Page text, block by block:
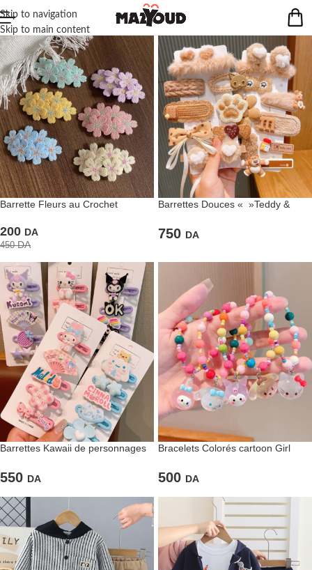
Skip to navigation
Skip to main content
Barrette Fleurs au Crochet
200 DA
450DA
Barrettes Douces « »Teddy &
750 DA
Barrettes Kawaii de personnages
550 DA
Bracelets Colorés cartoon Girl
500 DA